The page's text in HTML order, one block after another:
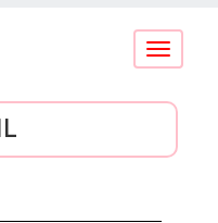
Conmutar